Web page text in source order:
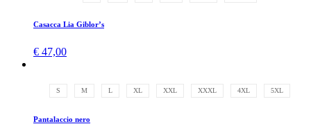
Casacca Lia Giblor’s
€ 47,00
S M L XL XXL XXXL 4XL 5XL
Pantalaccio nero